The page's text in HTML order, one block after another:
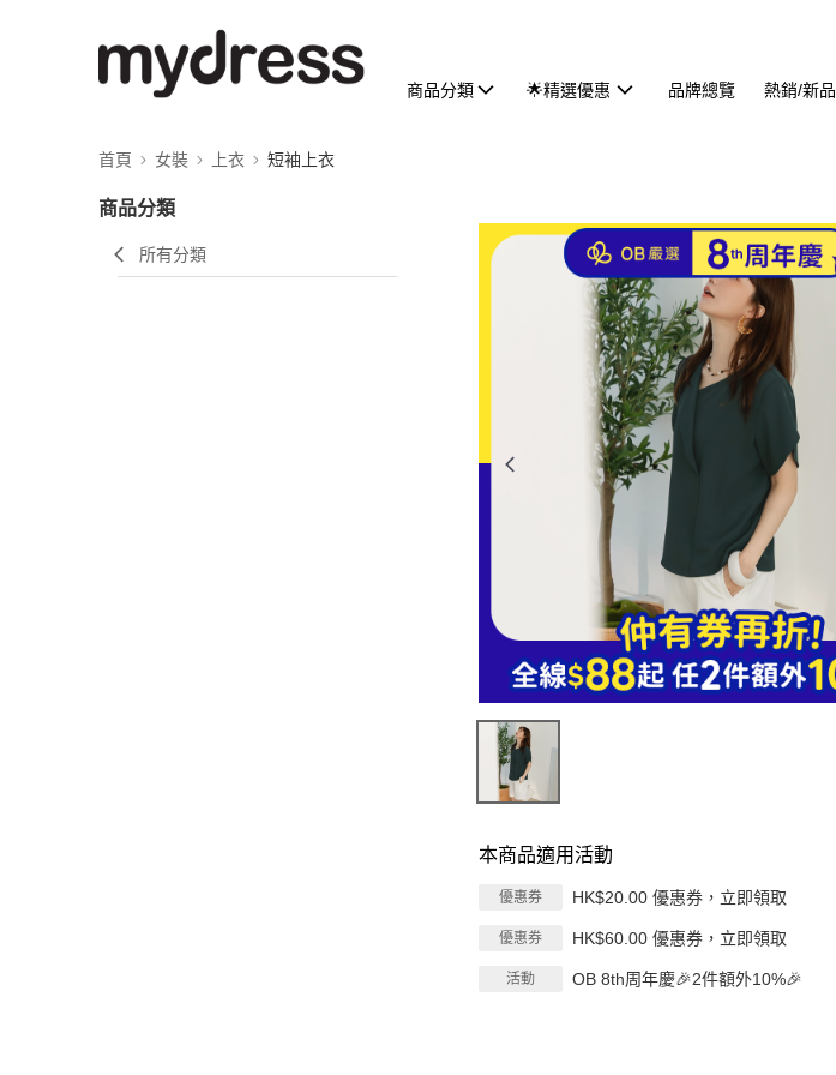
商品分類 🌟精選優惠 品牌總覽 熱銷/新品
首頁 女裝 上衣 短袖上衣
商品分類
所有分類
本商品適用活動
優惠券 HK$20.00 優惠券，立即領取
優惠券 HK$60.00 優惠券，立即領取
活動 OB 8th周年慶🎉2件額外10%🎉